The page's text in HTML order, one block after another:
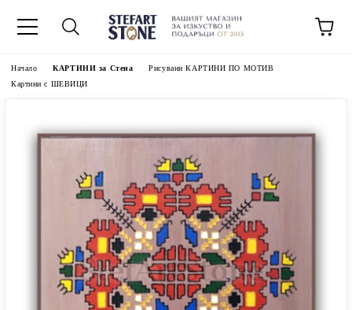
Начало КАРТИНИ за Стена
Рисувани КАРТИНИ ПО МОТИВ
Картини с ШЕВИЦИ